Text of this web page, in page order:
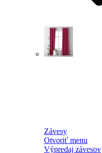
Závesy
Otvoriť menu
Výpredaj závesov